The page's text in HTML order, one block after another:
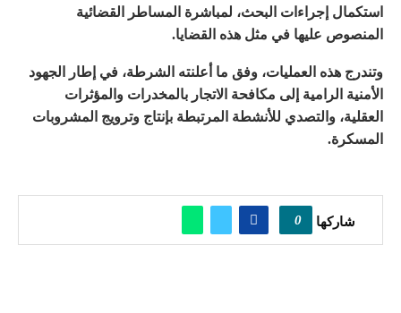
استكمال إجراءات البحث، لمباشرة المساطر القضائية
المنصوص عليها في مثل هذه القضايا.
وتندرج هذه العمليات، وفق ما أعلنته الشرطة، في إطار الجهود
الأمنية الرامية إلى مكافحة الاتجار بالمخدرات والمؤثرات
العقلية، والتصدي للأنشطة المرتبطة بإنتاج وترويج المشروبات
المسكرة.
شاركها 0